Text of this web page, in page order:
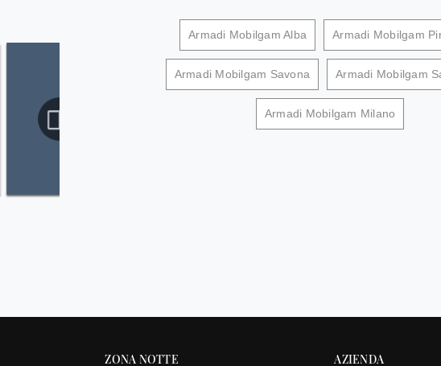
Armadi Mobilgam Alba Armadi Mobilgam
Armadi Mobilgam Savona Armadi Mobilgam
Armadi Mobilgam Milano
ZONA NOTTE AZIENDA